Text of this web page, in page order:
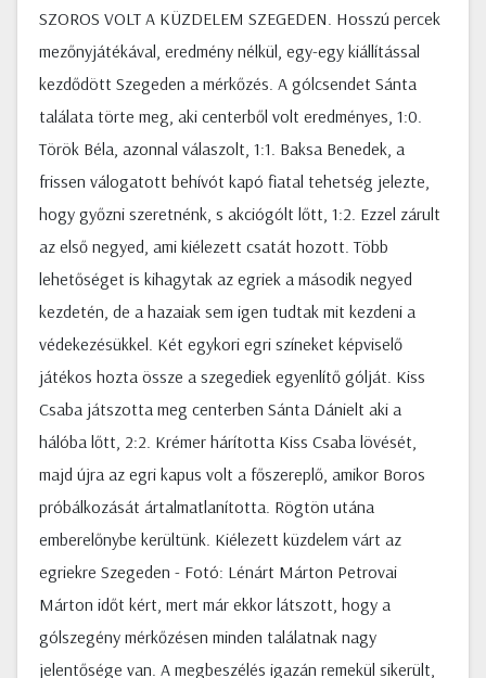
SZOROS VOLT A KÜZDELEM SZEGEDEN. Hosszú percek
mezőnyjátékával, eredmény nélkül, egy-egy kiállítással
kezdődött Szegeden a mérkőzés. A gólcsendet Sánta
találata törte meg, aki centerből volt eredményes, 1:0.
Török Béla, azonnal válaszolt, 1:1. Baksa Benedek, a
frissen válogatott behívót kapó fiatal tehetség jelezte,
hogy győzni szeretnénk, s akciógólt lőtt, 1:2. Ezzel zárult
az első negyed, ami kiélezett csatát hozott. Több
lehetőséget is kihagytak az egriek a második negyed
kezdetén, de a hazaiak sem igen tudtak mit kezdeni a
védekezésükkel. Két egykori egri színeket képviselő
játékos hozta össze a szegediek egyenlítő gólját. Kiss
Csaba játszotta meg centerben Sánta Dánielt aki a
hálóba lőtt, 2:2. Krémer hárította Kiss Csaba lövését,
majd újra az egri kapus volt a főszereplő, amikor Boros
próbálkozását ártalmatlanította. Rögtön utána
emberelőnybe kerültünk. Kiélezett küzdelem várt az
egriekre Szegeden - Fotó: Lénárt Márton Petrovai
Márton időt kért, mert már ekkor látszott, hogy a
gólszegény mérkőzésen minden találatnak nagy
jelentősége van. A megbeszélés igazán remekül sikerült,